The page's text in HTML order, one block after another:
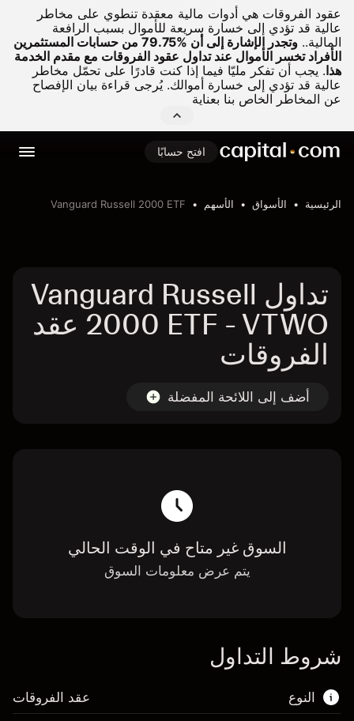
عقود الفروقات هي أدوات مالية معقدة تنطوي على مخاطر
عالية قد تؤدي إلى خسارة سريعة للأموال بسبب الرافعة
المالية..
وتجدر الإشارة إلى أن %79.75 من حسابات المستثمرين
الأفراد تخسر الأموال عند تداول عقود الفروقات مع مقدم الخدمة
هذا. يجب أن تفكر مليّا فيما إذا كنت قادرًا على تحمّل مخاطر
عالية قد تؤدي إلى خسارة أموالك. يُرجى قراءة بيان الإفصاح
عن المخاطر الخاص بنا بعناية
افتح حسابًا
الرئيسية الأسواق الأسهم Vanguard Russell 2000 ETF
تداول Vanguard Russell
2000 ETF - VTWO عقد
الفروقات
أضف إلى اللائحة المفضلة
السوق غير متاح في الوقت الحالي
يتم عرض معلومات السوق
شروط التداول
النوع عقد الفروقات